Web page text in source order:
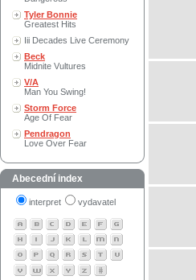
Tyler Bonnie
Greatest Hits
Iii Decades Live Ceremony
Beck
Midnite Vultures
V/A
Man You Swing!
Storm Force
Age Of Fear
Pendragon
Love Over Fear
Abecední index
interpret vydavatel